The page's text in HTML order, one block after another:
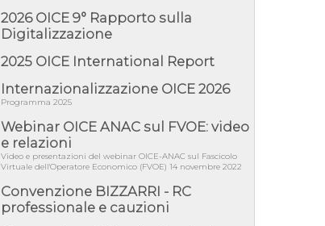
06/08/26 - Dal 3 agosto in vigore l'obbligo di
energie rinnovabili con ...
06/08/26 - DL PA approvato in Cdm:
contributi per riqualificazione sism...
06/08/26 - CdM: approvato il d.lgs. di
adeguamento all’AI Act in mate...
per recepimento norme UE in m...
05/08/26 - DL Infrastrutture e PNRR è legge:
approvata oggi la fiducia...
05/08/26 - Focus OICE sul DDL di riforma
della responsabilità amminist...
2026 OICE 9° Rapporto sulla
Digitalizzazione
2025 OICE International Report
Internazionalizzazione OICE 2026
Programma 2025
Webinar OICE ANAC sul FVOE: video
e relazioni
Video e presentazioni del webinar OICE-ANAC sul Fascicolo
Virtuale dell'Operatore Economico (FVOE) 14 novembre 2022
Convenzione BIZZARRI - RC
professionale e cauzioni